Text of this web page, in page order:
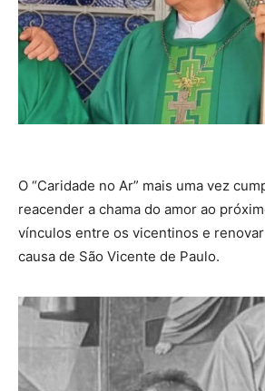
O “Caridade no Ar” mais uma vez
reacender a chama do amor ao
vínculos entre os vicentinos e
causa de São Vicente de Paulo.